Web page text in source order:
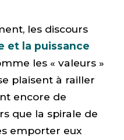
les discours
et la puissance
les « valeurs »
plaisent à railler
encore de
que la spirale de
emporter eux